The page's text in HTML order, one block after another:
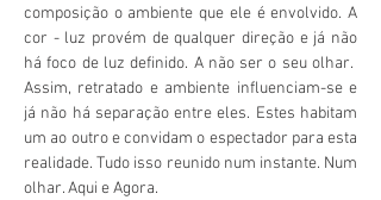
composição o ambiente que ele é envolvido. A
cor - luz provém de qualquer direção e já não
há foco de luz definido. A não ser o seu olhar.
Assim, retratado e ambiente influenciam-se e
já não há separação entre eles. Estes habitam
um ao outro e convidam o espectador para esta
realidade. Tudo isso reunido num instante. Num
olhar. Aqui e Agora.